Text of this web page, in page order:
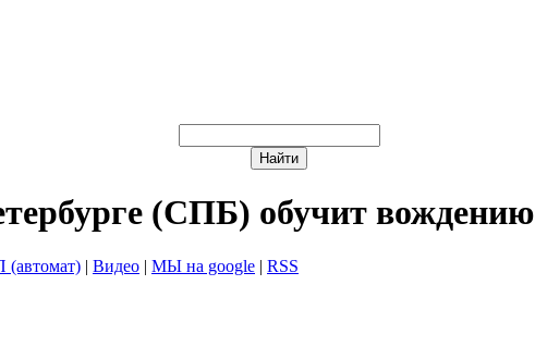
(СПБ) обучит вождению
| Видео | МЫ на google | RSS